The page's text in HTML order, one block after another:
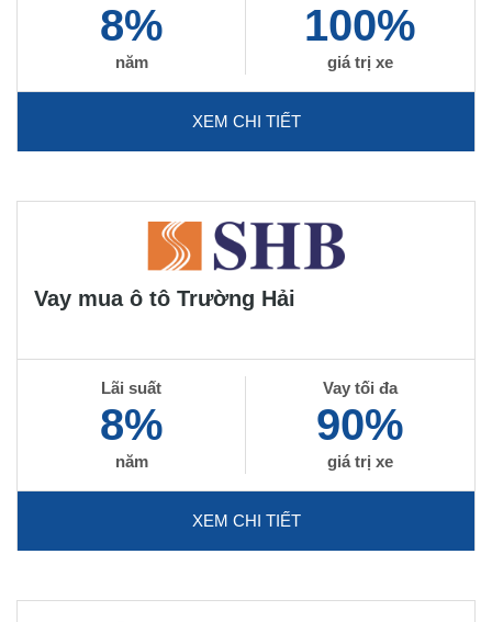
8%
năm
100%
giá trị xe
XEM CHI TIẾT
Vay mua ô tô Trường Hải
Lãi suất
8%
năm
Vay tối đa
90%
giá trị xe
XEM CHI TIẾT